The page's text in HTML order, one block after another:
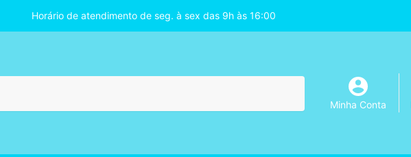
Horário de atendimento de seg. à sex das 9h às 16:00
Minha Conta